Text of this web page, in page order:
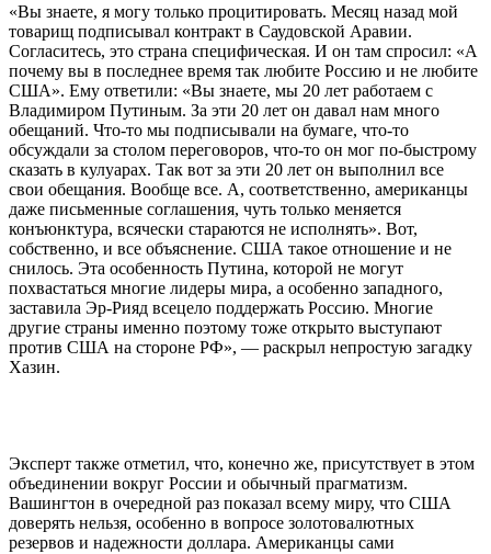
«Вы знаете, я могу только процитировать. Месяц назад мой
товарищ подписывал контракт в Саудовской Аравии.
Согласитесь, это страна специфическая. И он там спросил: «А
почему вы в последнее время так любите Россию и не любите
США». Ему ответили: «Вы знаете, мы 20 лет работаем с
Владимиром Путиным. За эти 20 лет он давал нам много
обещаний. Что-то мы подписывали на бумаге, что-то
обсуждали за столом переговоров, что-то он мог по-быстрому
сказать в кулуарах. Так вот за эти 20 лет он выполнил все
свои обещания. Вообще все. А, соответственно, американцы
даже письменные соглашения, чуть только меняется
конъюнктура, всячески стараются не исполнять». Вот,
собственно, и все объяснение. США такое отношение и не
снилось. Эта особенность Путина, которой не могут
похвастаться многие лидеры мира, а особенно западного,
заставила Эр-Рияд всецело поддержать Россию. Многие
другие страны именно поэтому тоже открыто выступают
против США на стороне РФ», — раскрыл непростую загадку
Хазин.
Эксперт также отметил, что, конечно же, присутствует в этом
объединении вокруг России и обычный прагматизм.
Вашингтон в очередной раз показал всему миру, что США
доверять нельзя, особенно в вопросе золотовалютных
резервов и надежности доллара. Американцы сами